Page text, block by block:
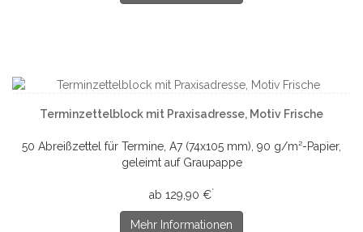
Terminzettelblock mit Praxisadresse, Motiv Frische
50 Abreißzettel für Termine, A7 (74x105 mm), 90 g/m²-Papier,
geleimt auf Graupappe
ab 129,90 €*
Mehr Informationen